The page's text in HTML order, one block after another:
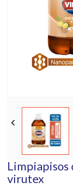

Limpiapisos
virutex